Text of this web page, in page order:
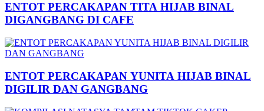
ENTOT PERCAKAPAN TITA HIJAB BINAL
DIGANGBANG DI CAFE
ENTOT PERCAKAPAN YUNITA HIJAB BINAL
DIGILIR DAN GANGBANG